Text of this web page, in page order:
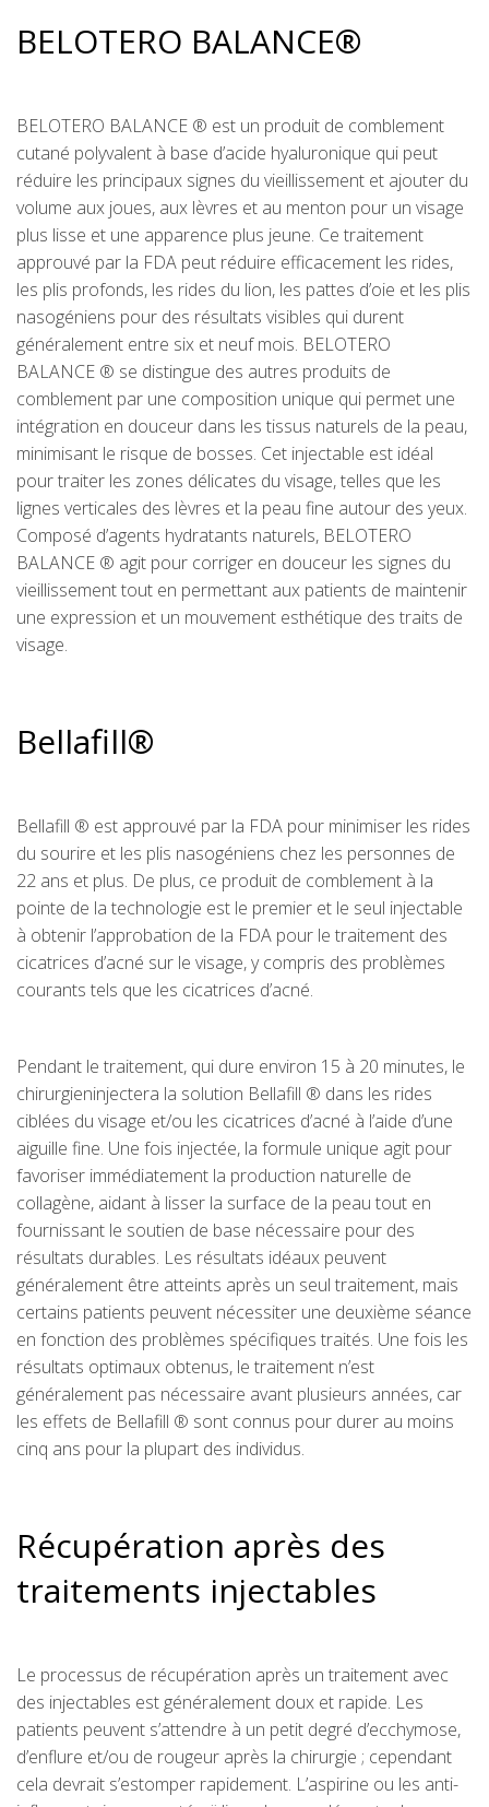
BELOTERO BALANCE®
BELOTERO BALANCE ® est un produit de comblement
cutané polyvalent à base d’acide hyaluronique qui peut
réduire les principaux signes du vieillissement et ajouter du
volume aux joues, aux lèvres et au menton pour un visage
plus lisse et une apparence plus jeune. Ce traitement
approuvé par la FDA peut réduire efficacement les rides,
les plis profonds, les rides du lion, les pattes d’oie et les plis
nasogéniens pour des résultats visibles qui durent
généralement entre six et neuf mois. BELOTERO
BALANCE ® se distingue des autres produits de
comblement par une composition unique qui permet une
intégration en douceur dans les tissus naturels de la peau,
minimisant le risque de bosses. Cet injectable est idéal
pour traiter les zones délicates du visage, telles que les
lignes verticales des lèvres et la peau fine autour des yeux.
Composé d’agents hydratants naturels, BELOTERO
BALANCE ® agit pour corriger en douceur les signes du
vieillissement tout en permettant aux patients de maintenir
une expression et un mouvement esthétique des traits de
visage.
Bellafill®
Bellafill ® est approuvé par la FDA pour minimiser les rides
du sourire et les plis nasogéniens chez les personnes de
22 ans et plus. De plus, ce produit de comblement à la
pointe de la technologie est le premier et le seul injectable
à obtenir l’approbation de la FDA pour le traitement des
cicatrices d’acné sur le visage, y compris des problèmes
courants tels que les cicatrices d’acné.
Pendant le traitement, qui dure environ 15 à 20 minutes, le
chirurgieninjectera la solution Bellafill ® dans les rides
ciblées du visage et/ou les cicatrices d’acné à l’aide d’une
aiguille fine. Une fois injectée, la formule unique agit pour
favoriser immédiatement la production naturelle de
collagène, aidant à lisser la surface de la peau tout en
fournissant le soutien de base nécessaire pour des
résultats durables. Les résultats idéaux peuvent
généralement être atteints après un seul traitement, mais
certains patients peuvent nécessiter une deuxième séance
en fonction des problèmes spécifiques traités. Une fois les
résultats optimaux obtenus, le traitement n’est
généralement pas nécessaire avant plusieurs années, car
les effets de Bellafill ® sont connus pour durer au moins
cinq ans pour la plupart des individus.
Récupération après des
traitements injectables
Le processus de récupération après un traitement avec
des injectables est généralement doux et rapide. Les
patients peuvent s’attendre à un petit degré d’ecchymose,
d’enflure et/ou de rougeur après la chirurgie ; cependant
cela devrait s’estomper rapidement. L’aspirine ou les anti-